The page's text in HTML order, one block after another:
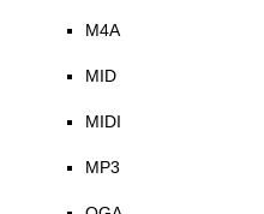
M4A
MID
MIDI
MP3